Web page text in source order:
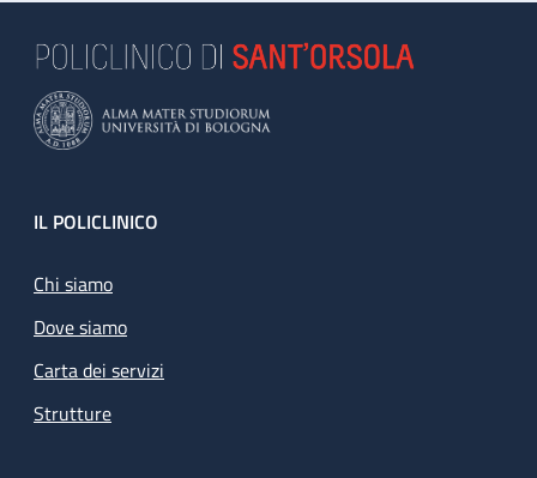
Footer
IL POLICLINICO
Chi siamo
Dove siamo
Carta dei servizi
Strutture